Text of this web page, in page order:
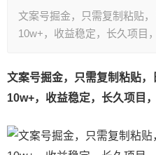
文案号掘金，只需复制粘贴
10w+，收益稳定，长久项目
文案号掘金，只需复制粘贴
10w+，收益稳定，长久项目